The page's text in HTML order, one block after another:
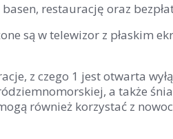
restaurację oraz
są w telewizor z płaskim
z czego 1 jest otwarta
a także
również korzystać z